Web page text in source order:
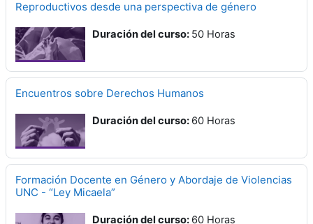
Reproductivos desde una perspectiva de género
Duración del curso: 50 Horas
Encuentros sobre Derechos Humanos
Duración del curso: 60 Horas
Formación Docente en Género y Abordaje de Violencias
UNC - “Ley Micaela”
Duración del curso: 60 Horas